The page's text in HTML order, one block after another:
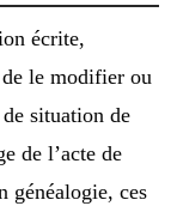
écrite,
le modifier ou
situation de
de l’acte de
généalogie, ces